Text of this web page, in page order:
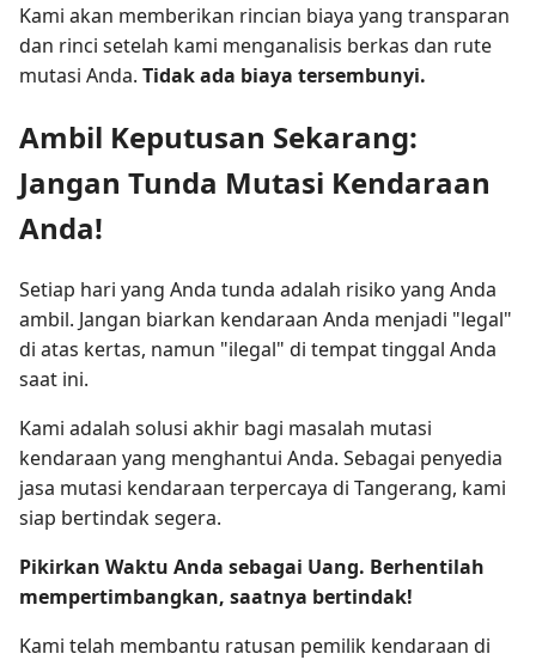
Kami akan memberikan rincian biaya yang transparan
dan rinci setelah kami menganalisis berkas dan rute
mutasi Anda. Tidak ada biaya tersembunyi.
Ambil Keputusan Sekarang:
Jangan Tunda Mutasi Kendaraan
Anda!
Setiap hari yang Anda tunda adalah risiko yang Anda
ambil. Jangan biarkan kendaraan Anda menjadi "legal"
di atas kertas, namun "ilegal" di tempat tinggal Anda
saat ini.
Kami adalah solusi akhir bagi masalah mutasi
kendaraan yang menghantui Anda. Sebagai penyedia
jasa mutasi kendaraan terpercaya di Tangerang, kami
siap bertindak segera.
Pikirkan Waktu Anda sebagai Uang. Berhentilah
mempertimbangkan, saatnya bertindak!
Kami telah membantu ratusan pemilik kendaraan di